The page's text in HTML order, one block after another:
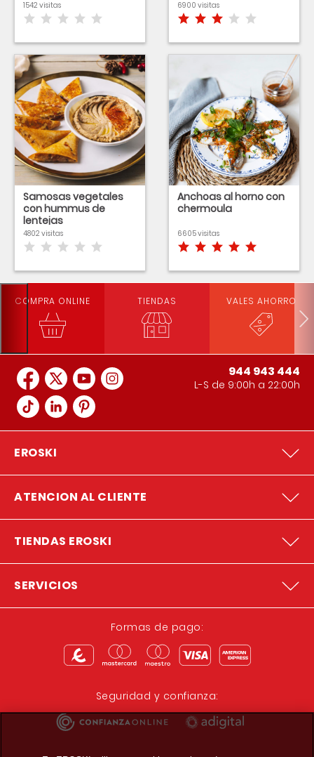
1542 visitas 6900 visitas
Samosas vegetales
con hummus de
lentejas
4802 visitas
Anchoas al horno con
chermoula
6605 visitas
COMPRA ONLINE TIENDAS VALES AHORRO
944 943 444
L-S de 9:00h a 22:00h
EROSKI
ATENCION AL CLIENTE
TIENDAS EROSKI
SERVICIOS
Formas de pago:
Seguridad y confianza: